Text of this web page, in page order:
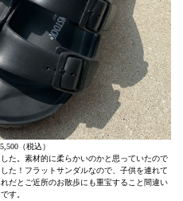
（税込）
た。素材的に柔らかいのかと思っていたので
た！フラットサンダルなので、子供を連れて
だとご近所のお散歩にも重宝すること間違い
す。